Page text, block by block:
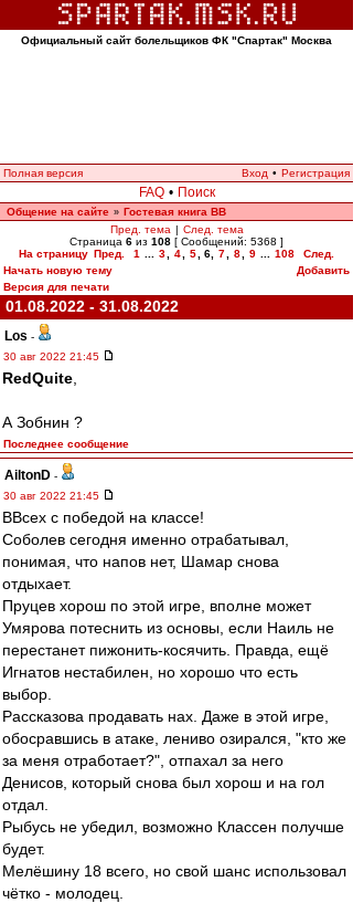
Официальный сайт болельщиков ФК "Спартак" Москва
Полная версия Вход • Регистрация
FAQ • Поиск
Общение на сайте » Гостевая книга ВВ
Пред. тема | След. тема
Страница 6 из 108 [ Сообщений: 5368 ]
На страницу Пред. 1 3 4 5 6 7 8 9 108
След.
Начать новую тему
Добавить
Версия для печати
01.08.2022 - 31.08.2022
Los -
30 авг 2022 21:45
RedQuite
А Зобнин ?
Последнее сообщение
AiltonD -
30 авг 2022 21:45
ВВсех с победой на классе!
Соболев сегодня именно отрабатывал,
понимая, что напов нет, Шамар снова
отдыхает.
Пруцев хорош по этой игре, вполне может
Умярова потеснить из основы, если Наиль не
перестанет пижонить-косячить. Правда, ещё
Игнатов нестабилен, но хорошо что есть
выбор.
Рассказова продавать нах. Даже в этой игре,
обосравшись в атаке, лениво озирался, "кто же
за меня отработает?", отпахал за него
Денисов, который снова был хорош и на гол
отдал.
Рыбусь не убедил, возможно Классен получше
будет.
Мелёшину 18 всего, но свой шанс использовал
чётко - молодец.